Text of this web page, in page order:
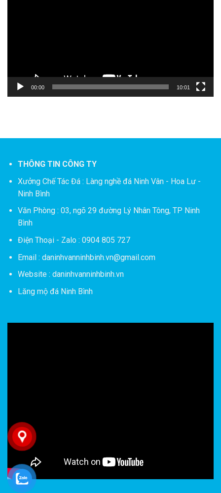
00:00 10:01
THÔNG TIN CÔNG TY
Xưởng Chế Tác Đá : Làng nghề đá Ninh Vân - Hoa Lư -
Ninh Bình
Văn Phòng : 03, ngõ 29 đường Lý Nhân Tông, TP Ninh
Bình
Điện Thoại - Zalo : 0904 805 727
Email : daninhvanninhbinh.vn@gmail.com
Website : daninhvanninhbinh.vn
Lăng mộ đá Ninh Bình